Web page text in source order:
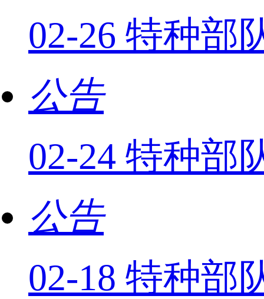
02-26 特种部
公告
02-24 特种部
公告
02-18 特种部